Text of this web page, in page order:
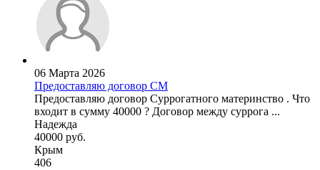
06 Марта 2026
Предоставляю договор СМ
Предоставляю договор Суррогатного материнство . Что
входит в сумму 40000 ? Договор между суррога ...
Надежда
40000 руб.
Крым
406